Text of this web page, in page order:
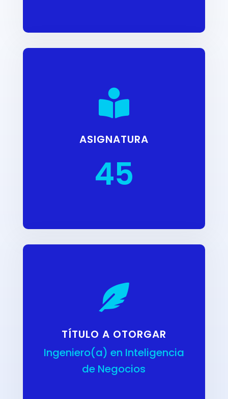

ASIGNATURA
45

TÍTULO A OTORGAR
Ingeniero(a) en Inteligencia
de Negocios